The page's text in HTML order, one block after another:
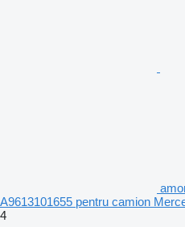
A9613101655 pentru camion
4